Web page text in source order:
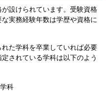
設けられています。受験資格
実務経験年数は学歴や資格に
た学科を卒業していれば必要
されている学科は以下のよう
科